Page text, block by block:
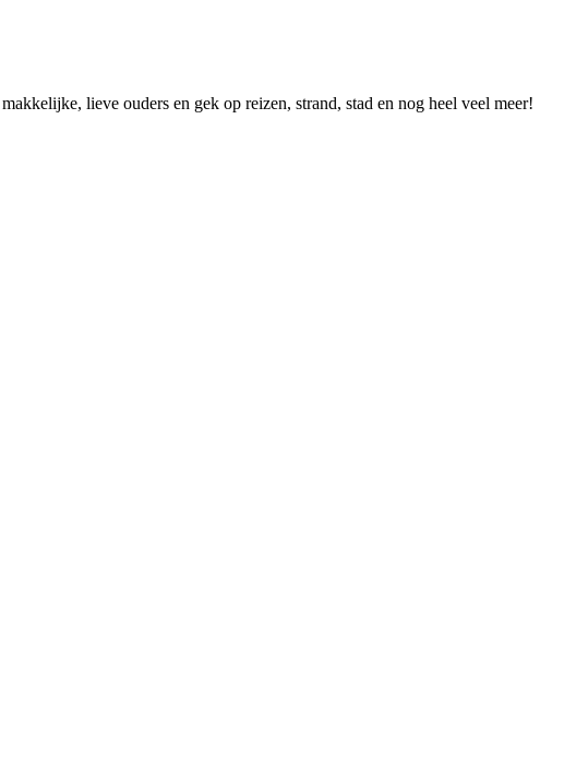
lieve ouders en gek op reizen, strand, stad en nog heel veel meer!